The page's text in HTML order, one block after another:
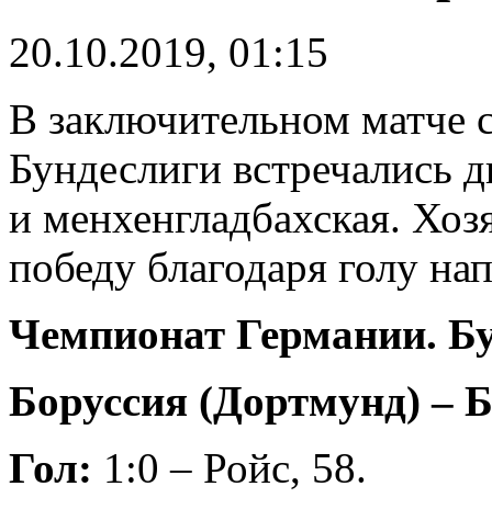
20.10.2019, 01:15
В заключительном матче
Бундеслиги встречались
и менхенгладбахская.
победу благодаря голу
Чемпионат Германии.
Боруссия (Дортмунд) –
Гол: 1:0 – Ройс, 58.